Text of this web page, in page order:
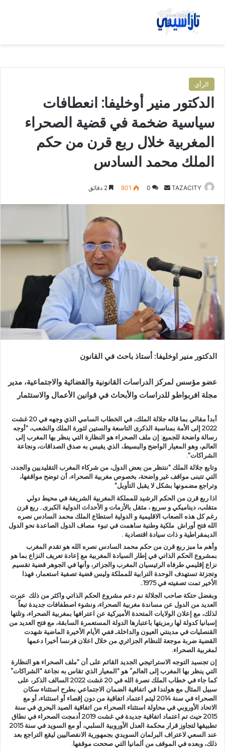
بحث عن
الرأي
الدكتور منير أوخليفا: انعطافات
سياسية ضخمة في قضية الصحراء
المغربية خلال ربع قرن من حكم
الملك محمد السادس
TAZACITY
ي
د
ا
إ
ل
ك
ت
و
ي
ا
0
801
الدكتور منير اوخليفا: أستاذ باحث في القانون
عضو مؤسس لمركز الدراسات القانونية والقضائية والاجتماعية، مدير
مجلة افربواطو للدراسات والأبحاث في قوانين الأعمال والاستثمار
أبدأ مقالي بما قاله جلالة الملك، في الخطاب السامي الذي وجهه في 20 غشت
2022 إلى الأمة بمناسبة الذكرى التاسعة والستين لثورة الملك والشعب، “أوجه
رسالة واضحة للجميع: إن ملف الصحراء هو النظارة التي ينظر بها المغرب إلى
العالم، وهو المعيار الواضح والبسيط، الذي يقيس به صدق الصداقات، ونجاعة
الشراكات“.
وتابع جلالة الملك “ننتظر من بعض الدول، من شركاء المغرب التقليديين والجدد،
التي تتبنى مواقف غير واضحة، بخصوص مغربية الصحراء، أن توضح مواقفها،
وتراجع مضمونها بشكل لا يقبل التأويل“
اذا ربع قرن من الحكم الرشيد للمملكة المغربية الشريفة في محيط دولي
متقلب، ديناميكي و سريع ، مثقل بالأزمات و الأحداث الدولية الكبرى.. ربع قرن
رغم كل هذه الصعاب الاقليمية و الدولية استطاع الملك محمد السادس نصره
الله فتح أوراش ملكية وطنية ساهمت في تبوء مصاف الدول الصاعدة نحو الدول
الديمقراطية و ذات سيادة اقتصادية .
وأهم ما مبز ربع قرن من حكم محمد السادس نصره الله هو تقدم المغرب
بمشروع الحكم الذاتي في إطار السيادة المغربية مع إعادة تعريف النزاع بما هو
نزاع إقليمي طرفاه الرئيسيان المغرب والجزائر، وأنها في الجوهر قضية تقسيم
وتجزئة تستهدف الوحدة الترابية للمملكة وليس قضية تصفية استعمار، فهذا
الأخير تمت تصفيته في 1975..
وبفضل حتكة صاحب الجلالة نم دعم مشروع الحكم الذاتي واكثر من ذلك عبرت
العديد من الدول عن مساندة مغربية الصحراء، ونشوء اصطفافات جديدة تبعاً
لذلك، مع إعلان الولايات المتحدة الأميركية عن اعترافها بمغربية الصحراء، وتلتها
إسبانيا كدولة لها رمزيتها باعتبارها الدولة المستعمرة السابقة، مع فتح العديد من
القنصليات في مدينتي العيون والداخلةـ ففي الأيام الأخيرة الماضية شهدت
القضية ضربة موجعة للنظام الجزائري من خلال اعلان فرنسا أخيرا دعمها
لمغربية الصحراء.
إن تجسيد التوجه الاستراتيجي الجديد القائم على أن “ملف الصحراء هو النظارة
التي ينظر بها المغرب إلى العالم” هو “المعيار الذي تقاس به نجاعة “الشراكات”
كما جاء في خطاب الملك نصرة الله في 20 غشت 2022 السالف الذكر، على
سبيل المثال مع هولندا في اتفاقية الضمان الاجتماعي بطرح استثناء سكان
الصحراء في سنة 2014 ليتم اعتماد اتفاقية من دون إقصاء أو استثناء، أو مع
الاتحاد الأوروبي في محاولة استثناء الصحراء من اتفاقية الصيد البحري في سنة
2015 حيث تم اعتماد اتفاقية جديدة في غشت 2019 أدمجت الصحراء في نطاق
تطبيقها لتجاوز قرار محكمة العدل الأوروبية السلبي، أو مع السويد في سنة 2015
عند السعي لاعتراف البرلمان السويدي بجمهورية الانفصاليين ليقع التراجع بعد
ذلك، وبعده في الموقف من ألمانيا التي صححت موقفها.